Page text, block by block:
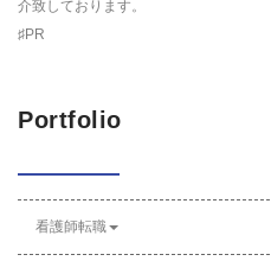
介致しております。
♯PR
Portfolio
看護師転職